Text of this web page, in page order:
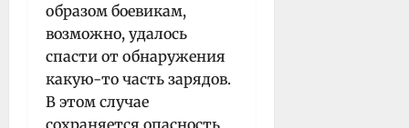
образом боевикам,
возможно, удалось
спасти от обнаружения
какую-то часть зарядов.
В этом случае
сохраняется опасность